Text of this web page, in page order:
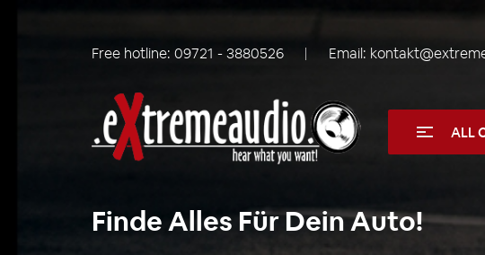
Free hotline: 09721 - 3880526 Email:
ALL
Finde Alles Für Dein Auto!